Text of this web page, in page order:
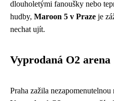
dlouholetými fanoušky nebo
hudby, Maroon 5 v Praze je
nechat ujít.
Vyprodaná O2 arena
Praha zažila